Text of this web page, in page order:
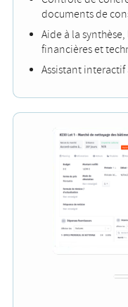
documents de
Aide à la
financières et
Assistant